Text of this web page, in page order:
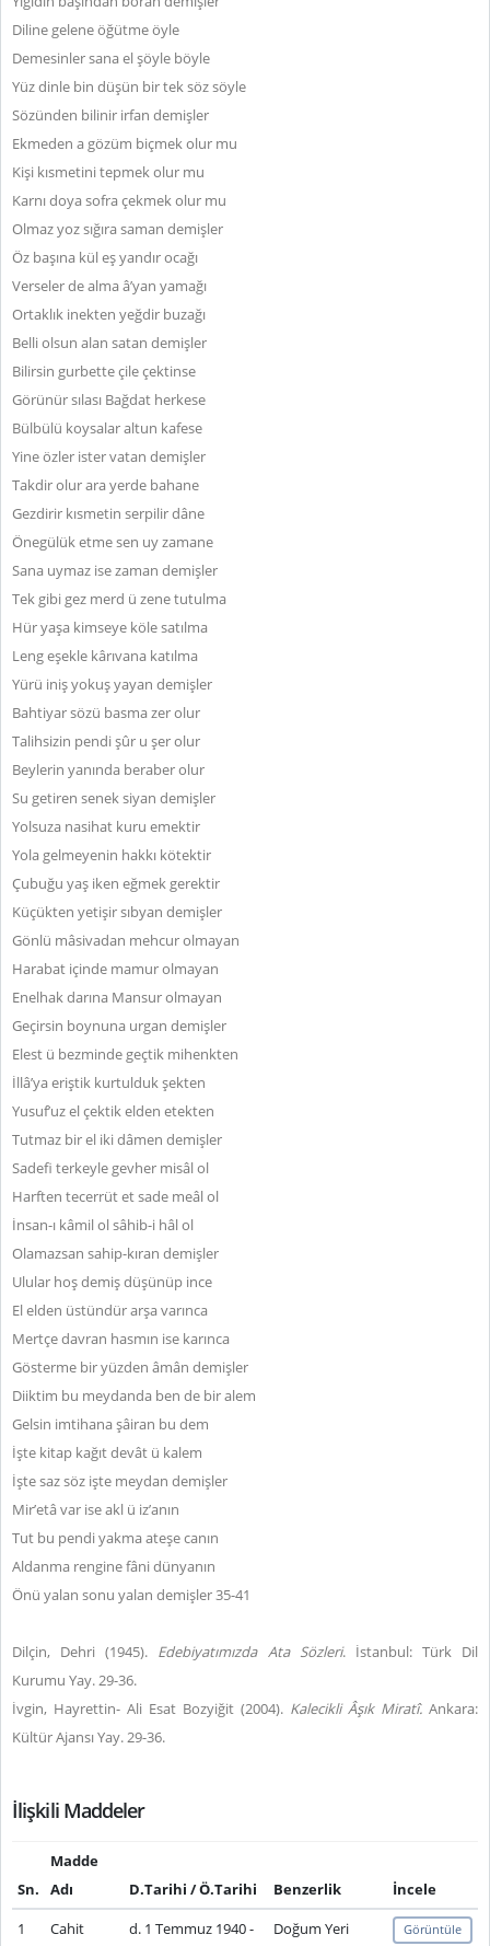
Diline gelene öğütme öyle
Demesinler sana el şöyle böyle
Yüz dinle bin düşün bir tek söz söyle
Sözünden bilinir irfan demişler
Ekmeden a gözüm biçmek olur mu
Kişi kısmetini tepmek olur mu
Karnı doya sofra çekmek olur mu
Olmaz yoz sığıra saman demişler
Öz başına kül eş yandır ocağı
Verseler de alma â’yan yamağı
Ortaklık inekten yeğdir buzağı
Belli olsun alan satan demişler
Bilirsin gurbette çile çektinse
Görünür sılası Bağdat herkese
Bülbülü koysalar altun kafese
Yine özler ister vatan demişler
Takdir olur ara yerde bahane
Gezdirir kısmetin serpilir dâne
Önegülük etme sen uy zamane
Sana uymaz ise zaman demişler
Tek gibi gez merd ü zene tutulma
Hür yaşa kimseye köle satılma
Leng eşekle kârıvana katılma
Yürü iniş yokuş yayan demişler
Bahtiyar sözü basma zer olur
Talihsizin pendi şûr u şer olur
Beylerin yanında beraber olur
Su getiren senek siyan demişler
Yolsuza nasihat kuru emektir
Yola gelmeyenin hakkı kötektir
Çubuğu yaş iken eğmek gerektir
Küçükten yetişir sıbyan demişler
Gönlü mâsivadan mehcur olmayan
Harabat içinde mamur olmayan
Enelhak darına Mansur olmayan
Geçirsin boynuna urgan demişler
Elest ü bezminde geçtik mihenkten
İllâ’ya eriştik kurtulduk şekten
Yusuf’uz el çektik elden etekten
Tutmaz bir el iki dâmen demişler
Sadefi terkeyle gevher misâl ol
Harften tecerrüt et sade meâl ol
İnsan-ı kâmil ol sâhib-i hâl ol
Olamazsan sahip-kıran demişler
Ulular hoş demiş düşünüp ince
El elden üstündür arşa varınca
Mertçe davran hasmın ise karınca
Gösterme bir yüzden âmân demişler
Diiktim bu meydanda ben de bir alem
Gelsin imtihana şâiran bu dem
İşte kitap kağıt devât ü kalem
İşte saz söz işte meydan demişler
Mir’etâ var ise akl ü iz’anın
Tut bu pendi yakma ateşe canın
Aldanma rengine fâni dünyanın
Önü yalan sonu yalan demişler 35-41
Dilçin, Dehri (1945). Edebiyatımızda Ata Sözleri. İstanbul: Türk Dil
Kurumu Yay. 29-36.
İvgin, Hayrettin- Ali Esat Bozyiğit (2004). Kalecikli Âşık Miratî. Ankara:
Kültür Ajansı Yay. 29-36.
İlişkili Maddeler
Sn.
Madde
Adı
D.Tarihi / Ö.Tarihi Benzerlik
İncele
1
Cahit
d. 1 Temmuz 1940 -
Doğum Yeri Görüntüle